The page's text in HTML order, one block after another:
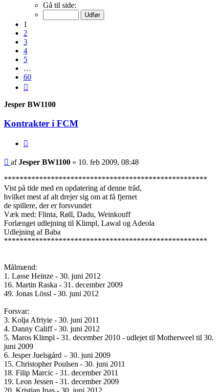
Gå til side:
1
2
3
4
5
…
60
Jesper BW1100
Kontrakter i FCM
Indlæg
afJesper BW1100 » 10. feb 2009, 08:48
****************************************************
Vist på tide med en opdatering af denne tråd,
hvilket mest af alt drejer sig om at få fjernet
de spillere, der er forsvundet
Væk med: Flinta, Røll, Dadu, Weinkouff
Forlænget udlejning til Klimpl, Lawal og Adeola
Udlejning af Baba
****************************************************
Målmænd:
1. Lasse Heinze - 30. juni 2012
16. Martin Raska - 31. december 2009
49. Jonas Lössl - 30. juni 2012
Forsvar:
3. Kolja Afriyie - 30. juni 2011
4. Danny Califf - 30. juni 2012
5. Maros Klimpl - 31. december 2010 - udlejet til Motherweel til 30.
juni 2009
6. Jesper Juelsgård – 30. juni 2009
15. Christopher Poulsen - 30. juni 2011
18. Filip Marcic - 31. december 2011
19. Leon Jessen - 31. december 2009